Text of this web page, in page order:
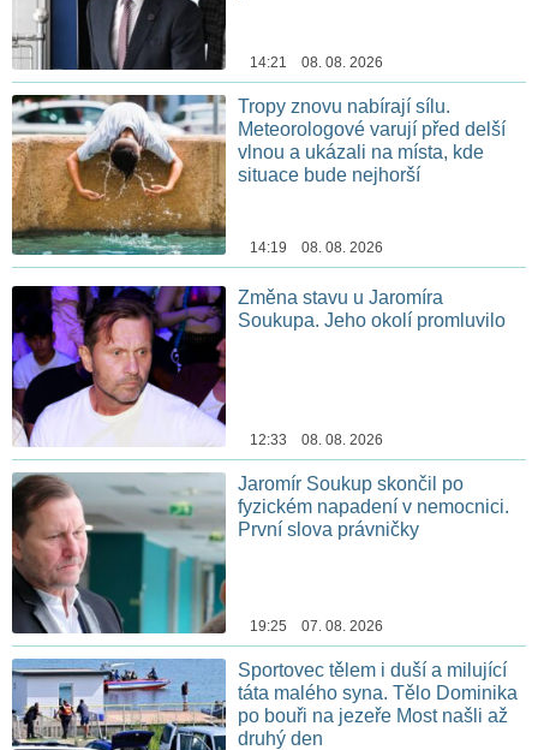
14:21 08. 08. 2026
Tropy znovu nabírají sílu.
Meteorologové varují před delší
vlnou a ukázali na místa, kde
situace bude nejhorší
14:19 08. 08. 2026
Změna stavu u Jaromíra
Soukupa. Jeho okolí promluvilo
12:33 08. 08. 2026
Jaromír Soukup skončil po
fyzickém napadení v nemocnici.
První slova právničky
19:25 07. 08. 2026
Sportovec tělem i duší a milující
táta malého syna. Tělo Dominika
po bouři na jezeře Most našli až
druhý den